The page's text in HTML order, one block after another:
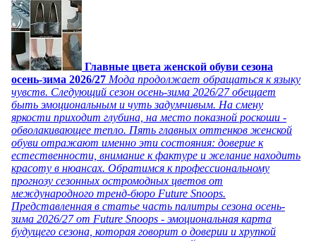
Главные цвета женской обуви сезона
осень-зима 2026/27 Мода продолжает обращаться к языку
чувств. Следующий сезон осень-зима 2026/27 обещает
быть эмоциональным и чуть задумчивым. На смену
яркости приходит глубина, на место показной роскоши -
обволакивающее тепло. Пять главных оттенков женской
обуви отражают именно эти состояния: доверие к
естественности, внимание к фактуре и желание находить
красоту в нюансах. Обратимся к профессиональному
прогнозу сезонных остромодных цветов от
международного тренд-бюро Future Snoops.
Представленная в статье часть палитры сезона осень-
зима 2026/27 от Future Snoops - эмоциональная карта
будущего сезона, которая говорит о доверии и хрупкой